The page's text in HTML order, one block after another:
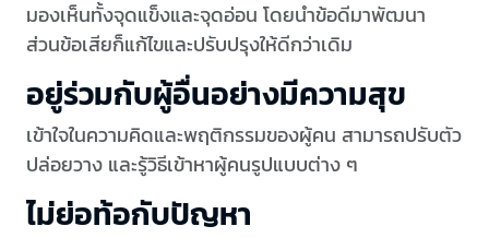
มองเห็นทั้งจุดแข็งและจุดอ่อน โดยนำข้อดีมาพัฒนา
ส่วนข้อเสียก็แก้ไขและปรับปรุงให้ดีกว่าเดิม
อยู่ร่วมกับผู้อื่นอย่างมีความสุข
เข้าใจในความคิดและพฤติกรรมของผู้คน สามารถปรับตัว
ปล่อยวาง และรู้วิธีเข้าหาผู้คนรูปแบบต่าง ๆ
ไม่ย่อท้อกับปัญหา